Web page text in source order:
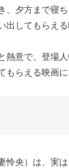
、夕方まで寝
出してもらえ
熱意で、登場
もらえる映画に
怜央）は、実